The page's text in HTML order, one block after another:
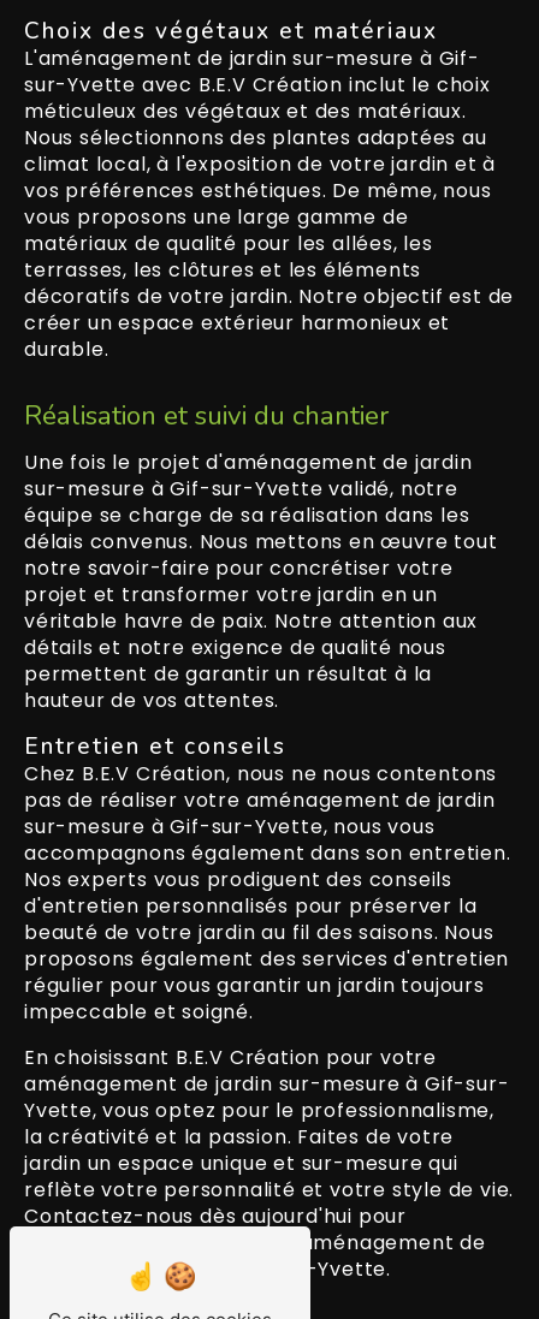
Choix des végétaux et matériaux
L'aménagement de jardin sur-mesure à Gif-
sur-Yvette avec B.E.V Création inclut le choix
méticuleux des végétaux et des matériaux.
Nous sélectionnons des plantes adaptées au
climat local, à l'exposition de votre jardin et à
vos préférences esthétiques. De même, nous
vous proposons une large gamme de
matériaux de qualité pour les allées, les
terrasses, les clôtures et les éléments
décoratifs de votre jardin. Notre objectif est de
créer un espace extérieur harmonieux et
durable.
Réalisation et suivi du chantier
Une fois le projet d'aménagement de jardin
sur-mesure à Gif-sur-Yvette validé, notre
équipe se charge de sa réalisation dans les
délais convenus. Nous mettons en œuvre tout
notre savoir-faire pour concrétiser votre
projet et transformer votre jardin en un
véritable havre de paix. Notre attention aux
détails et notre exigence de qualité nous
permettent de garantir un résultat à la
hauteur de vos attentes.
Entretien et conseils
Chez B.E.V Création, nous ne nous contentons
pas de réaliser votre aménagement de jardin
sur-mesure à Gif-sur-Yvette, nous vous
accompagnons également dans son entretien.
Nos experts vous prodiguent des conseils
d'entretien personnalisés pour préserver la
beauté de votre jardin au fil des saisons. Nous
proposons également des services d'entretien
régulier pour vous garantir un jardin toujours
impeccable et soigné.
En choisissant B.E.V Création pour votre
aménagement de jardin sur-mesure à Gif-sur-
Yvette, vous optez pour le professionnalisme,
la créativité et la passion. Faites de votre
jardin un espace unique et sur-mesure qui
reflète votre personnalité et votre style de vie.
Contactez-nous dès aujourd'hui pour
concrétiser votre projet d'aménagement de
jardin sur-mesure à Gif-sur-Yvette.